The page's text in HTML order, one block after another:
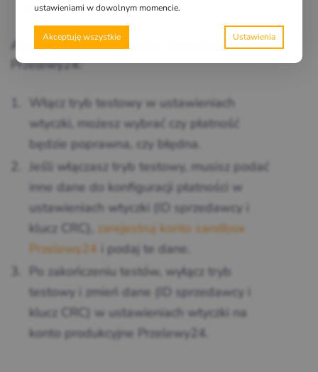
przelewu
Aby przetestować bramkę płatności
Przelewy24:
Włącz tryb testowy w ustawieniach
wtyczki, możesz wybrać czy płatność
będzie poprawna, czy błędna.
Jeśli włączasz tryb testowy, musisz podać
inne dane do konfiguracji płatności w
ustawieniach wtyczki (ID sprzedawcy i
klucz CRC), zarejestruj konto sandbox
Przelewy24 i podaj te dane.
Po zakończeniu testów, wyłącz tryb
testowy i zmień dane (ID sprzedawcy i
klucz CRC) w ustawieniach wtyczki na
konto produkcyjne Przelewy24.
ustawieniami w dowolnym momencie.
Akceptuję wszystkie